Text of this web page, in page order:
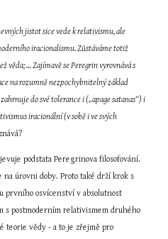
jistot sice vede k relativismu, ale
iracionalismu. Zůstáváme totiž
věda; … Zajímavě se Peregrin vyrovnává s
na rozumně nezpochybnitelný základ
do své tolerance i („apage satanas“) i
iracionální (v sobě i ve svých
podstata Peregrinova filosofování.
úrovni doby. Proto také drží krok s
prvního osvícenství v absolutnost
s postmoderním relativismem druhého
teorie vědy - a to je zřejmě pro